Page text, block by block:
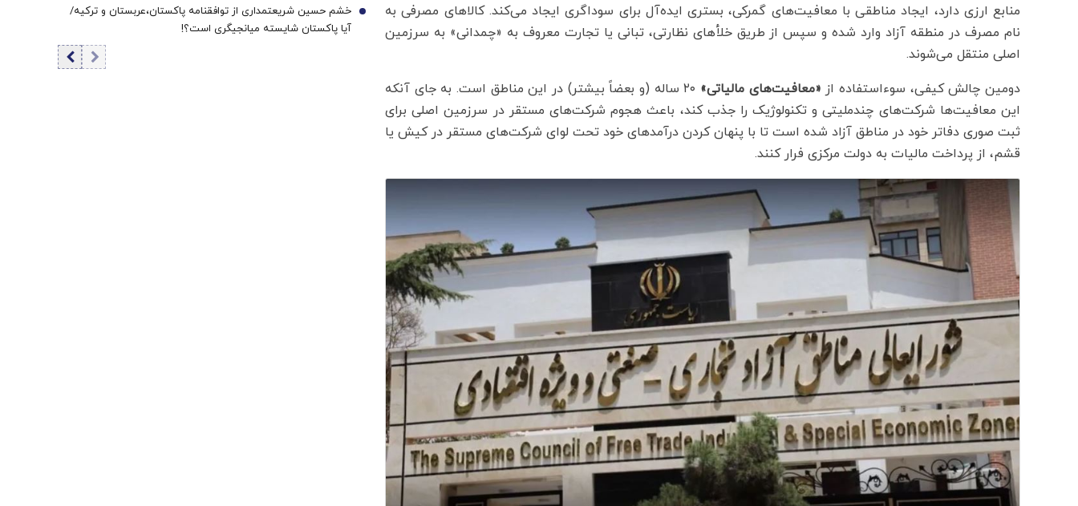
منابع ارزی دارد، ایجاد مناطقی با معافیت‌های گمرکی، بستری ایده‌آل برای سوداگری ایجاد می‌کند. کالاهای مصرفی به
نام مصرف در منطقه آزاد وارد شده و سپس از طریق خلأهای نظارتی، تبانی یا تجارت معروف به «چمدانی» به سرزمین
اصلی منتقل می‌شوند.
دومین چالش کیفی، سوءاستفاده از «معافیت‌های مالیاتی»
۲۰ ساله (و بعضاً بیشتر) در این مناطق است. به جای آنکه
این معافیت‌ها شرکت‌های چندملیتی و تکنولوژیک را جذب کند، باعث هجوم شرکت‌های مستقر در سرزمین اصلی برای
ثبت صوری دفاتر خود در مناطق آزاد شده است تا با پنهان کردن درآمدهای خود تحت لوای شرکت‌های مستقر در کیش یا
قشم، از پرداخت مالیات به دولت مرکزی فرار کنند.
خشم حسین شریعتمداری از توافقنامه پاکستان،عربستان و ترکیه/
آیا پاکستان شایسته میانجیگری است؟!
10